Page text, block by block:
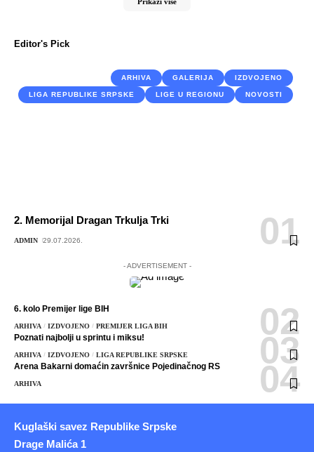
Editor's Pick
ARHIVA GALERIJA IZDVOJENO
LIGA REPUBLIKE SRPSKE LIGE U REGIONU NOVOSTI
2. Memorijal Dragan Trkulja Trki
ADMIN 29.07.2026.
- ADVERTISEMENT -
6. kolo Premijer lige BIH
ARHIVA IZDVOJENO PREMIJER LIGA BIH
Poznati najbolji u sprintu i miksu!
ARHIVA IZDVOJENO LIGA REPUBLIKE SRPSKE
Arena Bakarni domaćin završnice Pojedinačnog RS
ARHIVA
Kuglaški savez Republike Srpske
Drage Malića 1